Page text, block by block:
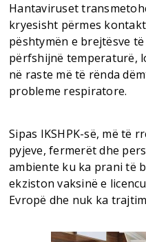
Hantaviruset
kryesisht përmes
pështymën e brejtësve
përfshijnë temperaturë,
në raste më të rënda
probleme respiratore.
Sipas IKSHPK-së, më të
pyjeve, fermerët dhe
ambiente ku ka prani të
ekziston vaksinë e
Evropë dhe nuk ka